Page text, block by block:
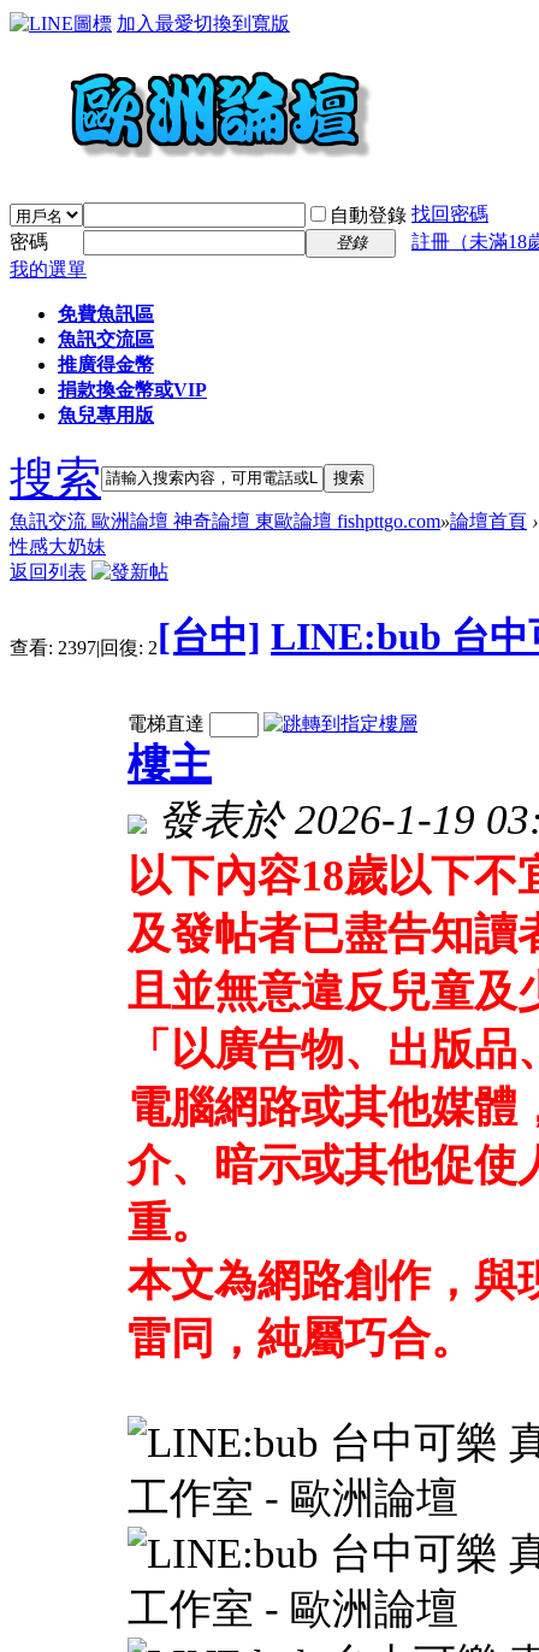
加入最愛切換到寬版
自動登錄 找回密碼
密碼
登錄
註冊（未滿18
我的選單
免費魚訊區
魚訊交流區
推廣得金幣
捐款換金幣或VIP
魚兒專用版
搜索 搜索
魚訊交流 歐洲論壇 神奇論壇 東歐論壇 fishpttgo.com»論壇首頁 ›
性感大奶妹
返回列表
查看: 2397|回復: 2[台中] LINE:bub 台中
電梯直達
樓主
發表於 2026-1-19
以下內容18歲以下
及發帖者已盡告知讀
且並無意違反兒童及
「以廣告物、出版
電腦網路或其他媒體
介、暗示或其他促使
重。
本文為網路創作，與
雷同，純屬巧合。